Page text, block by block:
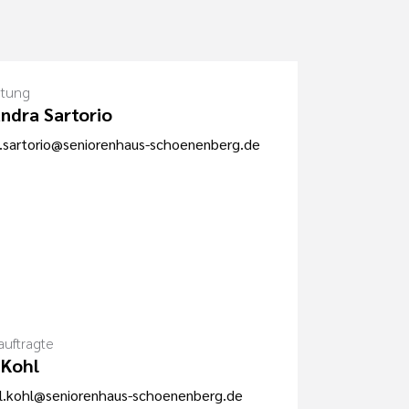
Sartorio
schoenenberg.de
schoenenberg.de